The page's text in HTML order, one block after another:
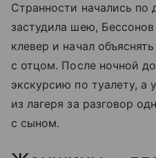
Странности начались по
застудила шею,
клевер и начал
с отцом. После ночной
экскурсию по туалету, а
из лагеря за разговор
с сыном.